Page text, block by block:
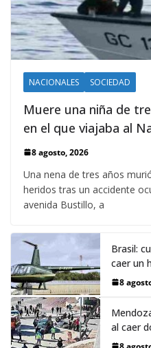
NACIONALES SOCIEDAD
Muere una niña de
en el que viajaba al
8 agosto, 2026
Una nena de tres años
heridos tras un accidente
avenida Bustillo, a
Brasil:
caer un
8
al caer